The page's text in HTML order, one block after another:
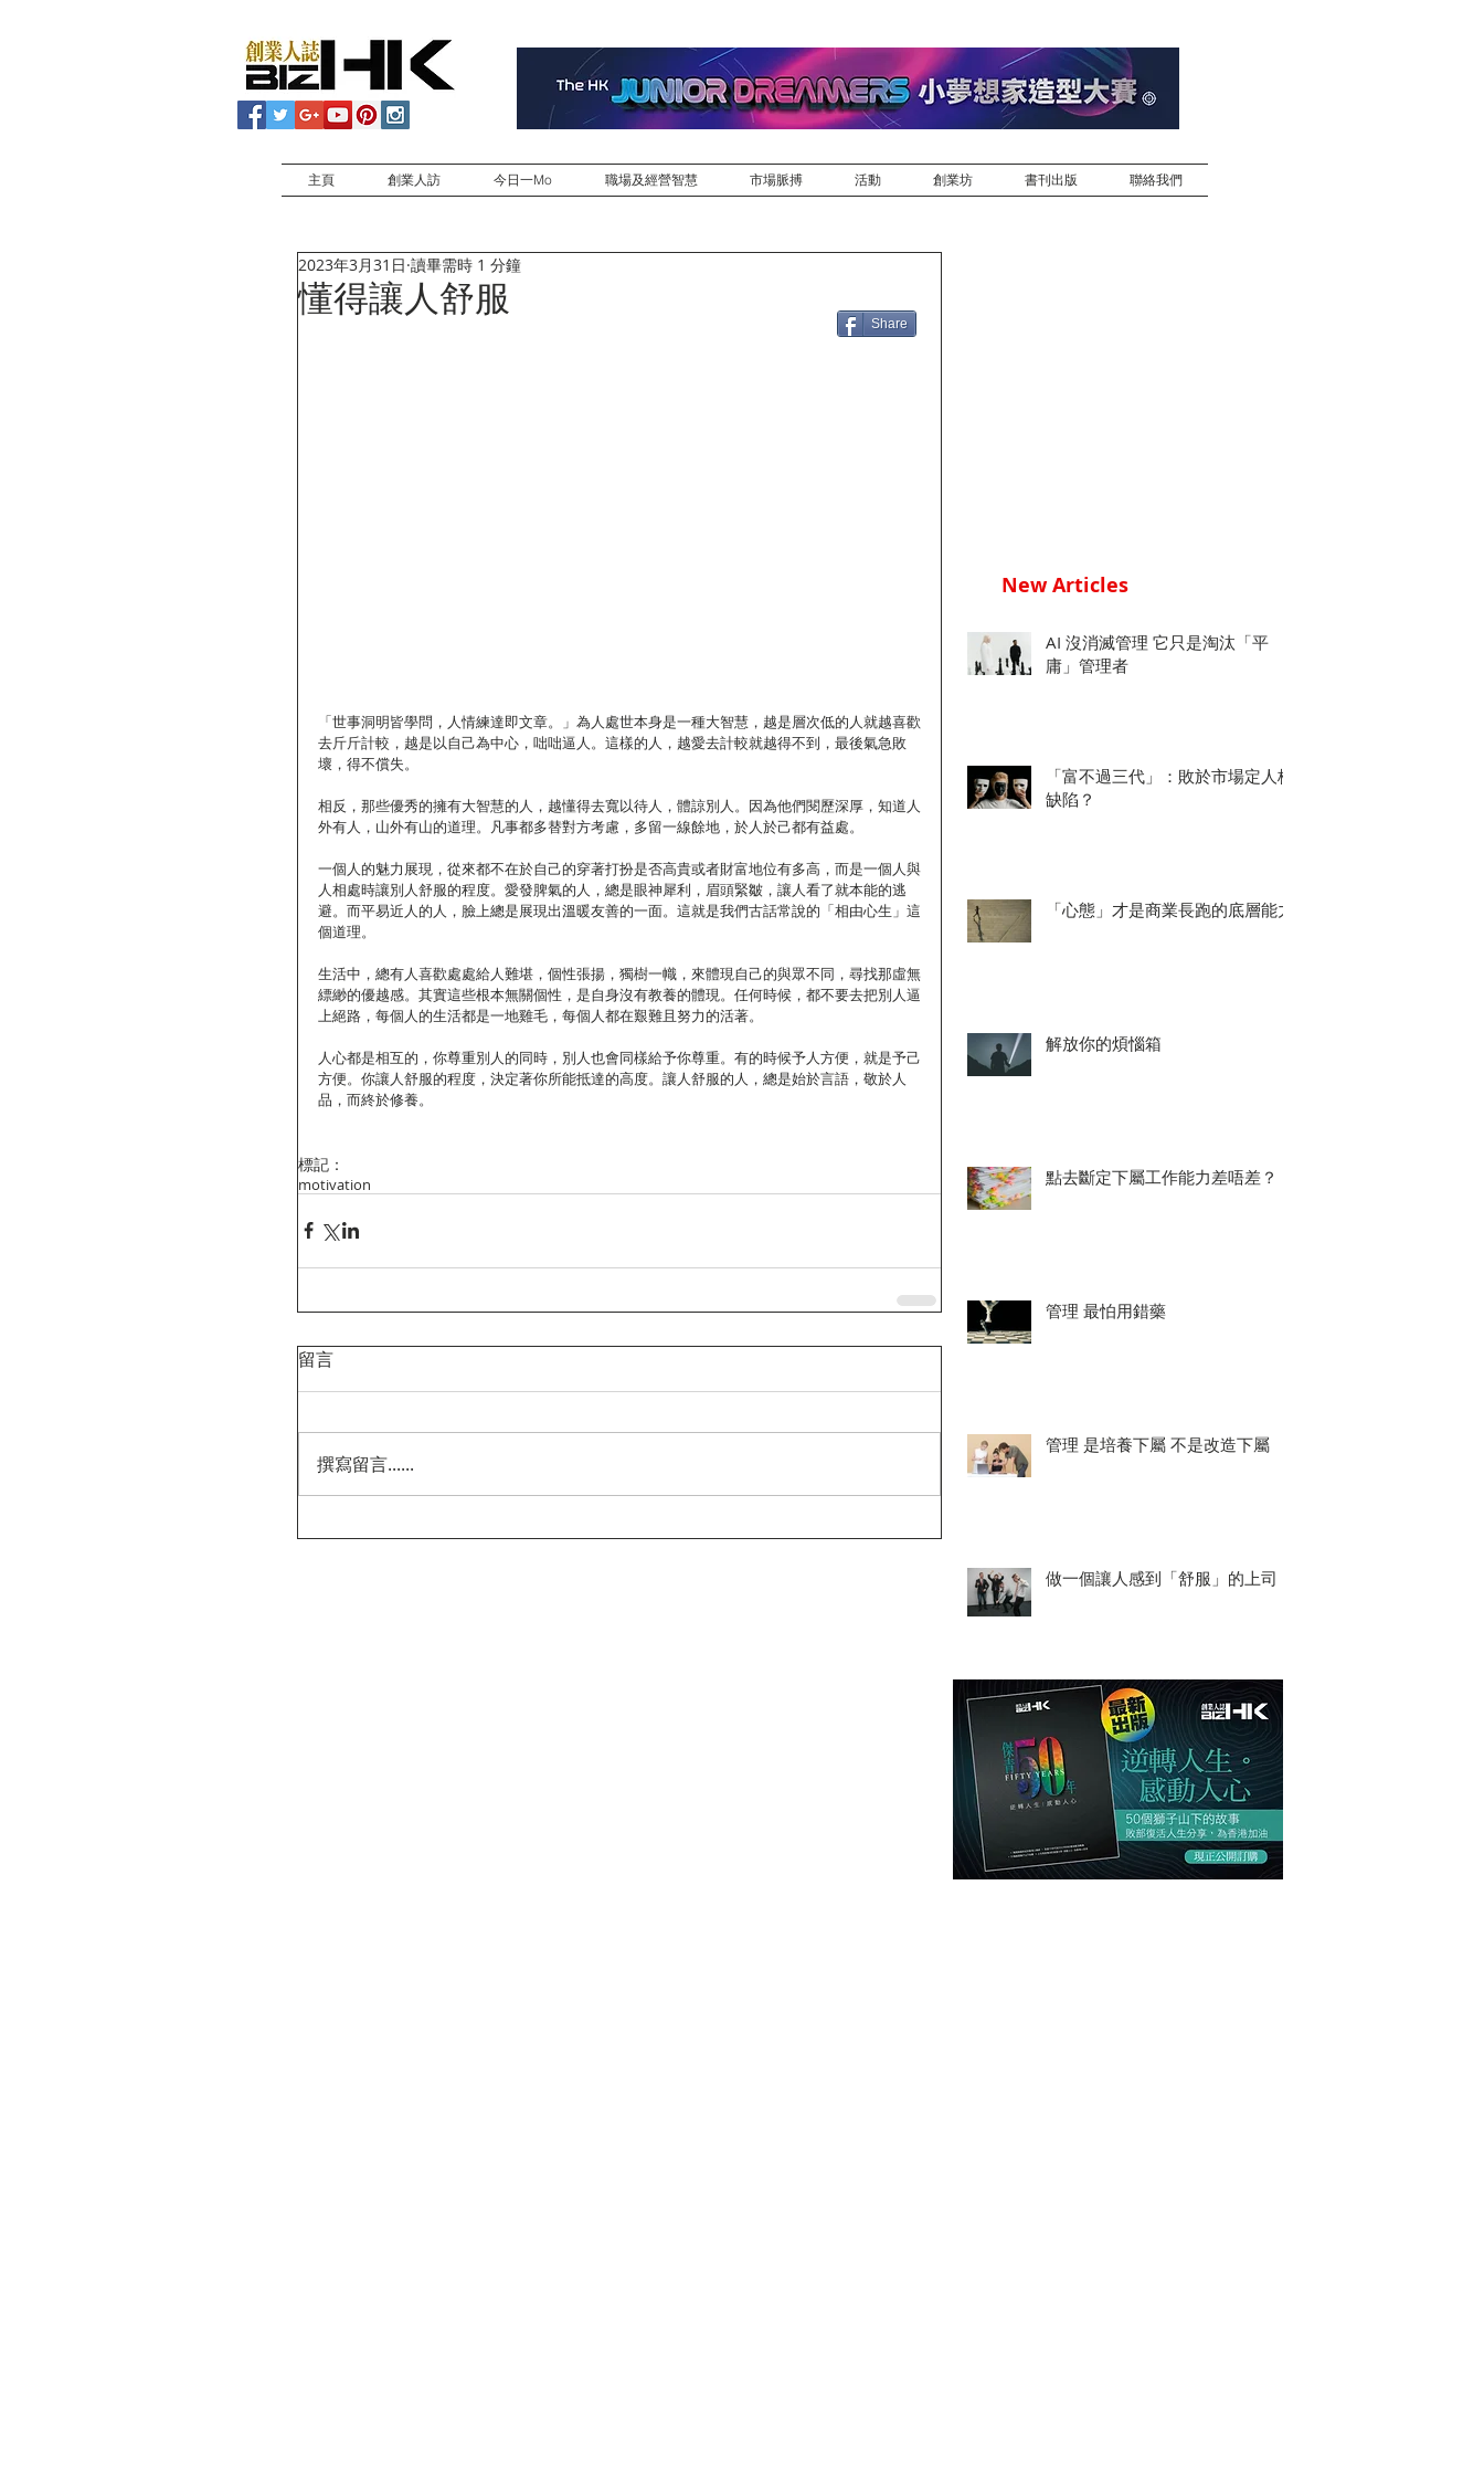
主頁 創業人訪 今日一Mo 職場及經營智慧 市場脈搏 活動 創業坊 書刊出版 聯絡我們
懂得讓人舒服
2023年3月31日 讀畢需時 1 分鐘
「世事洞明皆學問，人情練達即文章。」為人處世本身是一種大智慧，越是層次低的人就越喜歡
去斤斤計較，越是以自己為中心，咄咄逼人。這樣的人，越愛去計較就越得不到，最後氣急敗
壞，得不償失。
相反，那些優秀的擁有大智慧的人，越懂得去寬以待人，體諒別人。因為他們閱歷深厚，知道人
外有人，山外有山的道理。凡事都多替對方考慮，多留一線餘地，於人於己都有益處。
一個人的魅力展現，從來都不在於自己的穿著打扮是否高貴或者財富地位有多高，而是一個人與
人相處時讓別人舒服的程度。愛發脾氣的人，總是眼神犀利，眉頭緊皺，讓人看了就本能的逃
避。而平易近人的人，臉上總是展現出溫暖友善的一面。這就是我們古話常說的「相由心生」這
個道理。
生活中，總有人喜歡處處給人難堪，個性張揚，獨樹一幟，來體現自己的與眾不同，尋找那虛無
縹緲的優越感。其實這些根本無關個性，是自身沒有教養的體現。任何時候，都不要去把別人逼
上絕路，每個人的生活都是一地雞毛，每個人都在艱難且努力的活著。
人心都是相互的，你尊重別人的同時，別人也會同樣給予你尊重。有的時候予人方便，就是予己
方便。你讓人舒服的程度，決定著你所能抵達的高度。讓人舒服的人，總是始於言語，敬於人
品，而終於修養。
標記：
motivation
留言
撰寫留言......
Share
New Articles
AI 沒消滅管理 它只是淘汰「平
庸」管理者
「富不過三代」：敗於市場定人格
缺陷？
「心態」才是商業長跑的底層能力
解放你的煩惱箱
點去斷定下屬工作能力差唔差？
管理 最怕用錯藥
管理 是培養下屬 不是改造下屬
做一個讓人感到「舒服」的上司